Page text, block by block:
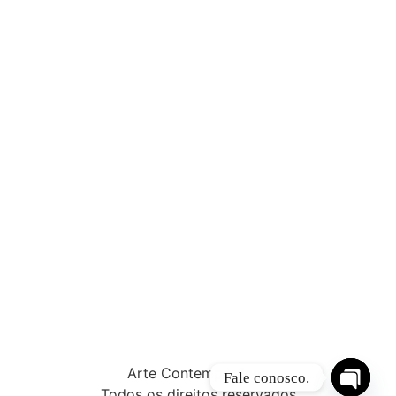
Arte ContemporâneaFale conosco.